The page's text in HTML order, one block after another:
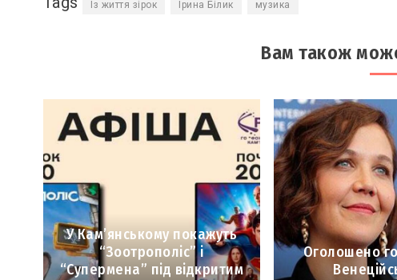
Із життя зірок Ірина Білик музика
Вам також
У Кам’янському покажуть
“Зоотрополіс” і
“Супермена” під відкритим
Оголошено